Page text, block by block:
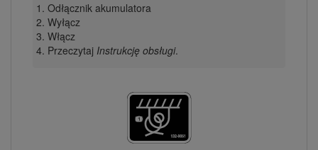
Odłącznik akumulatora
Wyłącz
Włącz
Przeczytaj Instrukcję obsługi.